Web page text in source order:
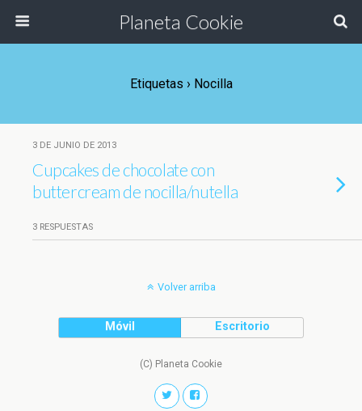
Planeta Cookie
Etiquetas › Nocilla
3 DE JUNIO DE 2013
Cupcakes de chocolate con
buttercream de nocilla/nutella
3 RESPUESTAS
Volver arriba
Móvil Escritorio
(C) Planeta Cookie